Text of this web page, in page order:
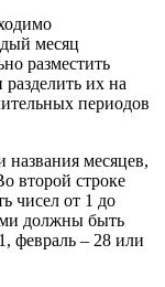
месяц
разместить
их на
периодов
названия месяцев,
второй строке
чисел от 1 до
должны быть
февраль – 28 или